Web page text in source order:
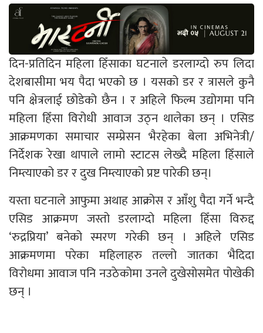
दिन-प्रतिदिन महिला हिँसाका घटनाले डरलाग्दो रुप लिदा
देशबासीमा भय पैदा भएको छ । यसको डर र त्रासले कुनै
पनि क्षेत्रलाई छोडेको छैन । र अहिले फिल्म उद्योगमा पनि
महिला हिँसा विरोधी आवाज उठ्न थालेका छन् । एसिड
आक्रमणका समाचार सम्प्रेसन भैरहेका बेला अभिनेत्री/
निर्देशक रेखा थापाले लामो स्टाटस लेख्दै महिला हिँसाले
निम्त्याएको डर र दुख निम्त्याएको प्रष्ट पारेकी छन्।
यस्ता घटनाले आफुमा अथाह आक्रोस र आँशु पैदा गर्ने भन्दै
एसिड आक्रमण जस्तो डरलाग्दो महिला हिँसा विरुद्द
‘रुद्रप्रिया’ बनेको स्मरण गरेकी छन् । अहिले एसिड
आक्रमणमा परेका महिलाहरु तल्लो जातका भैदिदा
विरोधमा आवाज पनि नउठेकोमा उनले दुखेसोसमेत पोखेकी
छन् ।